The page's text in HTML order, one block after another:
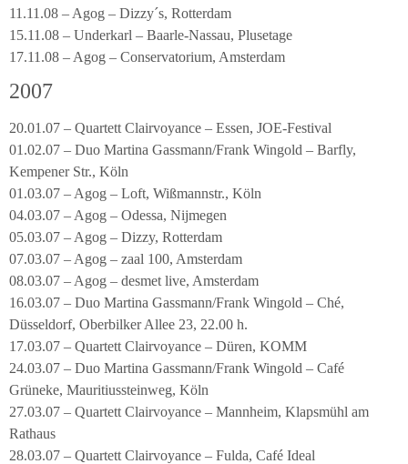
11.11.08 – Agog – Dizzy´s, Rotterdam
15.11.08 – Underkarl – Baarle-Nassau, Plusetage
17.11.08 – Agog – Conservatorium, Amsterdam
2007
20.01.07 – Quartett Clairvoyance – Essen, JOE-Festival
01.02.07 – Duo Martina Gassmann/Frank Wingold – Barfly,
Kempener Str., Köln
01.03.07 – Agog – Loft, Wißmannstr., Köln
04.03.07 – Agog – Odessa, Nijmegen
05.03.07 – Agog – Dizzy, Rotterdam
07.03.07 – Agog – zaal 100, Amsterdam
08.03.07 – Agog – desmet live, Amsterdam
16.03.07 – Duo Martina Gassmann/Frank Wingold – Ché,
Düsseldorf, Oberbilker Allee 23, 22.00 h.
17.03.07 – Quartett Clairvoyance – Düren, KOMM
24.03.07 – Duo Martina Gassmann/Frank Wingold – Café
Grüneke, Mauritiussteinweg, Köln
27.03.07 – Quartett Clairvoyance – Mannheim, Klapsmühl am
Rathaus
28.03.07 – Quartett Clairvoyance – Fulda, Café Ideal